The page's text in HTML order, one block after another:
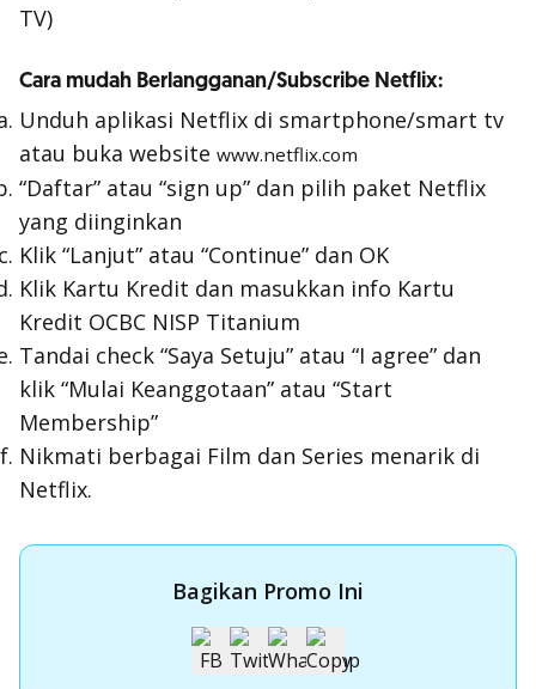
TV)
Cara mudah Berlangganan/Subscribe Netflix:
Unduh aplikasi Netflix di smartphone/smart tv
atau buka website www.netflix.com
“Daftar” atau “sign up” dan pilih paket Netflix
yang diinginkan
Klik “Lanjut” atau “Continue” dan OK
Klik Kartu Kredit dan masukkan info Kartu
Kredit OCBC NISP Titanium
Tandai check “Saya Setuju” atau “I agree” dan
klik “Mulai Keanggotaan” atau “Start
Membership”
Nikmati berbagai Film dan Series menarik di
Netflix.
Bagikan Promo Ini